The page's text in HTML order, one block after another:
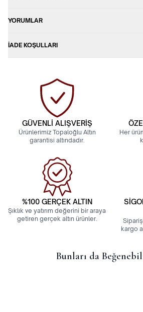
YORUMLAR
İADE KOŞULLARI
GÜVENLİ ALIŞVERİŞ
Ürünlerimiz Topaloğlu Altın
garantisi altındadır.
Her
%100 GERÇEK ALTIN
Şıklık ve yatırım değerini bir araya
getiren gerçek altın ürünler.
kargo
Bunları da